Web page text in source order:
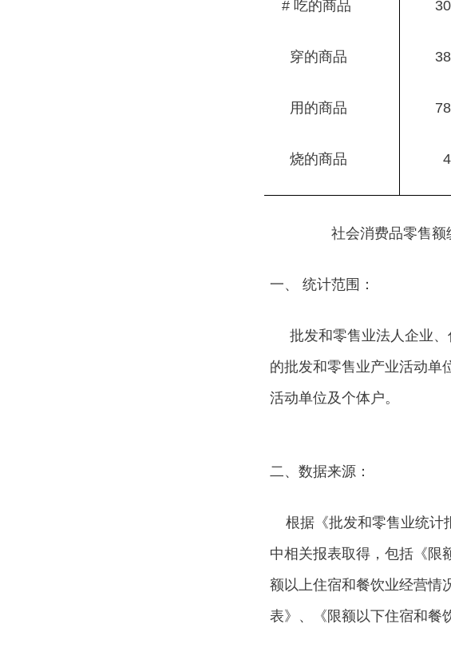
# 吃的商品
穿的商品
用的商品
烧的商品
社会消费品零售
一、 统计范围：
批发和零售业法人企业、
的批发和零售业产业活动单
活动单位及个体户。
二、数据来源：
根据《批发和零售业统计
中相关报表取得，包括《限
额以上住宿和餐饮业经营情
表》、《限额以下住宿和餐